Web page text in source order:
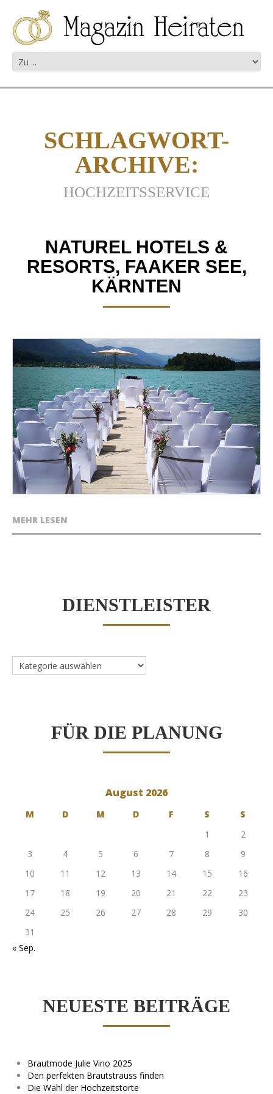
SCHLAGWORT-
ARCHIVE:
HOCHZEITSSERVICE
NATUREL HOTELS &
RESORTS, FAAKER SEE,
KÄRNTEN
MEHR LESEN
DIENSTLEISTER
Dienstleister
FÜR DIE PLANUNG
August 2026
M D M D F S
S
1
2
3
4 5 6 7 8
9
10
11 12 13 14 15
16
17
18 19 20 21 22
23
24
25 26 27 28 29
30
31
« Sep.
NEUESTE BEITRÄGE
Brautmode Julie Vino 2025
Den perfekten Brautstrauss finden
Die Wahl der Hochzeitstorte